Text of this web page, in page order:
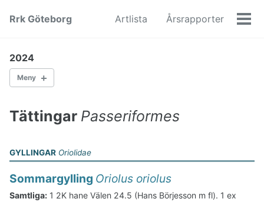
Rrk Göteborg Artlista Årsrapporter
2024
Meny
Hönsfåglar
Doppingfåglar
Vadarfåglar
Stormfåglar
Storkfåglar
Tättingar Passeriformes
GYLLINGAR Oriolidae
Sommargylling Oriolus oriolus
Samtliga: 1 2K hane Välen 24.5 (Hans Börjesson m fl). 1 ex